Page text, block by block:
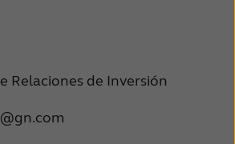
Relaciones de Inversión